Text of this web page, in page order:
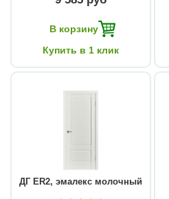
В корзину
Купить в 1 клик
ДГ ЕR2, эмалекс молочный